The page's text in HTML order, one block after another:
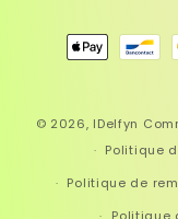
Moyens
© 2026, IDelfyn
Politique
Politique de